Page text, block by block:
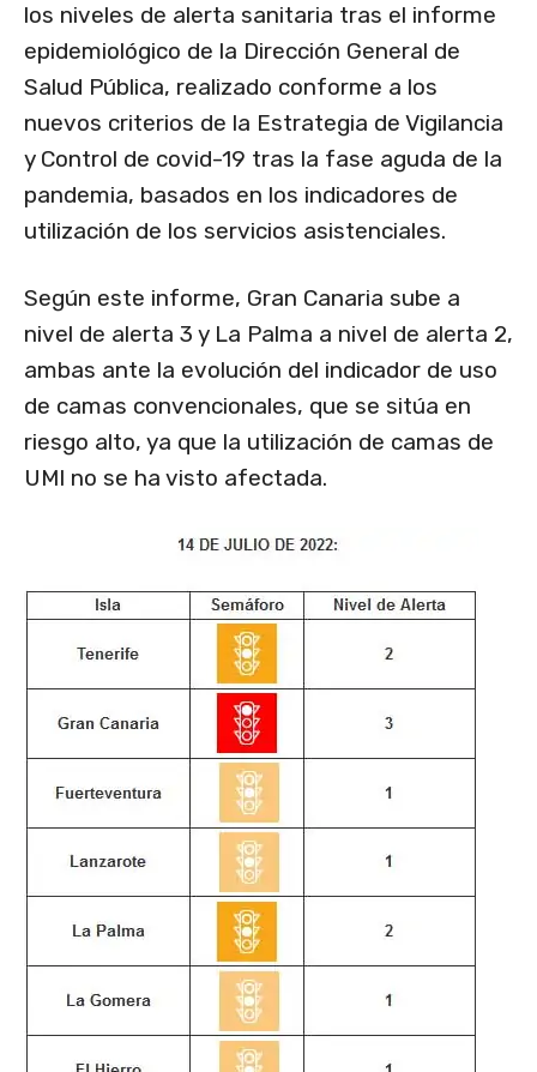
los niveles de alerta sanitaria tras el informe
epidemiológico de la Dirección General de
Salud Pública, realizado conforme a los
nuevos criterios de la Estrategia de Vigilancia
y Control de covid-19 tras la fase aguda de la
pandemia, basados en los indicadores de
utilización de los servicios asistenciales.
Según este informe, Gran Canaria sube a
nivel de alerta 3 y La Palma a nivel de alerta 2,
ambas ante la evolución del indicador de uso
de camas convencionales, que se sitúa en
riesgo alto, ya que la utilización de camas de
UMI no se ha visto afectada.